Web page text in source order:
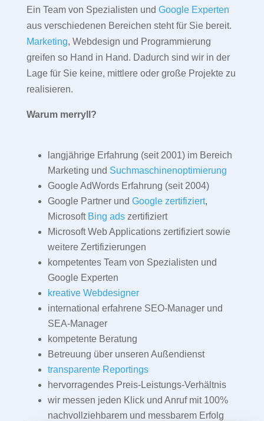
Ein Team von Spezialisten und Google Experten
aus verschiedenen Bereichen steht für Sie bereit.
Marketing, Webdesign und Programmierung
greifen so Hand in Hand. Dadurch sind wir in der
Lage für Sie keine, mittlere oder große Projekte zu
realisieren.
Warum merryll?
langjährige Erfahrung (seit 2001) im Bereich
Marketing und Suchmaschinenoptimierung
Google AdWords Erfahrung (seit 2004)
Google Partner und Google zertifiziert,
Microsoft Bing adszertifiziert
Microsoft Web Applications zertifiziert sowie
weitere Zertifizierungen
kompetentes Team von Spezialisten und
Google Experten
kreative Webdesigner
international erfahrene SEO-Manager und
SEA-Manager
kompetente Beratung
Betreuung über unseren Außendienst
transparente Reportings
hervorragendes Preis-Leistungs-Verhältnis
wir messen jeden Klick und Anruf mit 100%
nachvollziehbarem und messbarem Erfolg